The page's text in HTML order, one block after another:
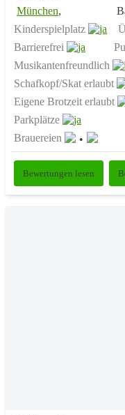
München,
Kinderspielplatz
Barrierefrei
Musikantenfreundlich
Schafkopf/Skat erlaubt
Eigene Brotzeit erlaubt
Parkplätze
Brauereien
Bewertungen lesen